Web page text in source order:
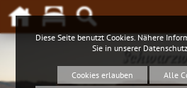
Diese Seite benutzt Cookies. Nähere
Sie in unserer
Cookies erlauben
Alle